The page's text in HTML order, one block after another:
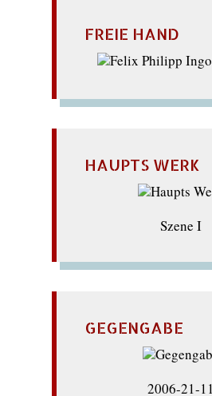
FREIE HAND
HAUPTS WERK
Szene I
GEGENGABE
2006-21-11